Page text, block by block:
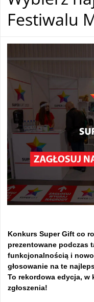
Festiwalu
Konkurs Super Gift co
prezentowane podczas
funkcjonalnością i
głosowanie na te
To rekordowa edycja, w
zgłoszenia!